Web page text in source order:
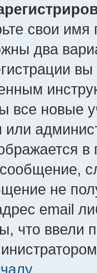
свои имя
два
все новые
или
не
email
что ввели